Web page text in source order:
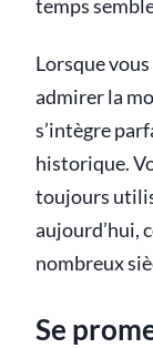
temps
Lorsque
admirer la
s’intègre
historique.
toujours
aujourd’hui,
nombreux
Se